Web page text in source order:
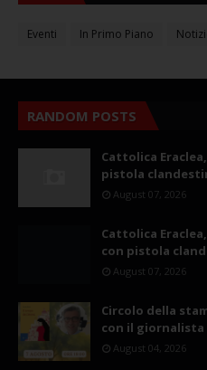
Eventi In Primo Piano
RANDOM POSTS
Cattolica
pistola
August 07, 2026
Cattolica
con pistola
August 07, 2026
Circolo della
con il
August 04, 2026